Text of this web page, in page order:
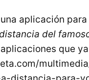
una aplicación para
del
que